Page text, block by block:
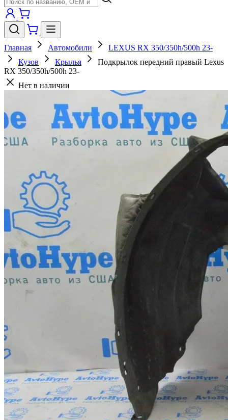
Главная Автомобили
LEXUS RX 350/350h/500h 23-
Кузов
Крылья
Подкрылок передний правый Lexus
RX 350/350h/500h 23-
Нет в наличии